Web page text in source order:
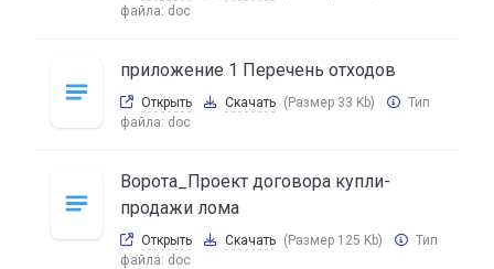
файла: doc
приложение 1 Перечень отходов
Открыть Скачать (Размер 33 Kb)
Тип
файла: doc
Ворота_Проект договора купли-
продажи лома
Открыть Скачать (Размер 125 Kb)
Тип
файла: doc